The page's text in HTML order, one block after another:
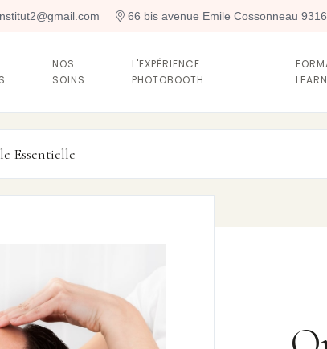
 66 bis avenue Emile Cossonneau
NOS
SOINS
L'EXPÉRIENCE
PHOTOBOOTH
Essentielle